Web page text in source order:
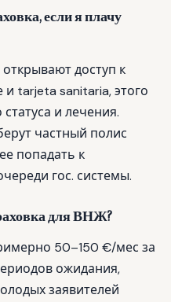
если я плачу
доступ к
tarjeta sanitaria, этого
и лечения.
частный полис
попадать к
гос. системы.
для ВНЖ?
50–150 €/мес за
ожидания,
заявителей